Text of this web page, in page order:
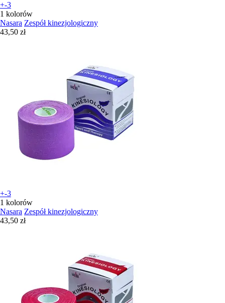
+-3
1 kolorów
Nasara Zespół kinezjologiczny
43,50 zł
+-3
1 kolorów
Nasara Zespół kinezjologiczny
43,50 zł